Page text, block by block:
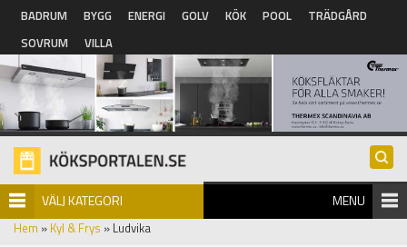
Hoppa till huvudinnehåll
BADRUM BYGG ENERGI GOLV KÖK POOL
TRÄDGÅRD
SOVRUM
VILLA
VÄLJ KATEGORI MENU
Hem » Kyl & Frys » Ludvika